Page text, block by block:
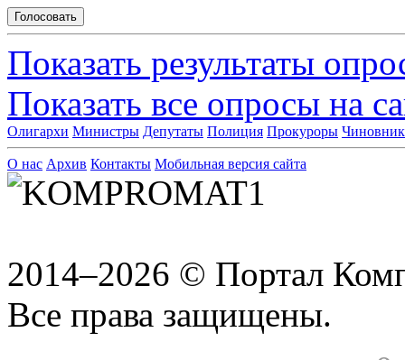
Показать результаты
Показать все опросы на
Олигархи Министры Депутаты Полиция Прокуроры
О нас Архив Контакты Мобильная версия сайта
2014–2026 © Портал
Все права защищены.